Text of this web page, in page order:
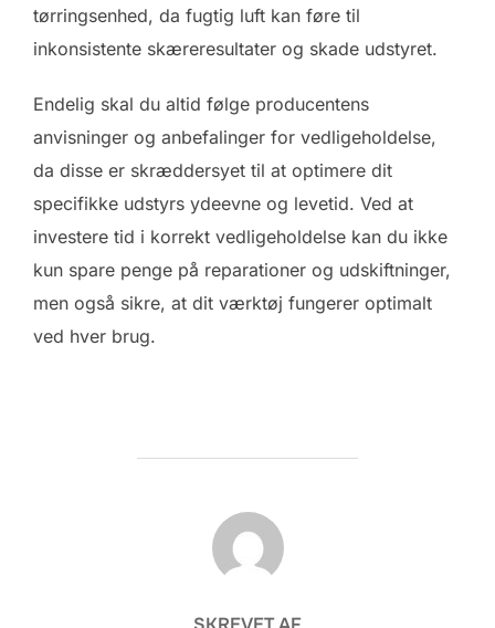
tørringsenhed, da fugtig luft kan føre til
inkonsistente skæreresultater og skade udstyret.
Endelig skal du altid følge producentens
anvisninger og anbefalinger for vedligeholdelse,
da disse er skræddersyet til at optimere dit
specifikke udstyrs ydeevne og levetid. Ved at
investere tid i korrekt vedligeholdelse kan du ikke
kun spare penge på reparationer og udskiftninger,
men også sikre, at dit værktøj fungerer optimalt
ved hver brug.
FORFATTER